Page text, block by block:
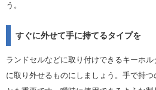
う。
すぐに外せて手に持てるタイプを
ランドセルなどに取り付けできるキーホ
に取り外せるものにしましょう。手で持